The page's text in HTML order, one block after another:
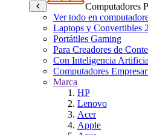
Computadores
Ver todo en
Laptops y Convertibles
Portátiles Gaming
Para Creadores de
Con Inteligencia
Computadores
Marca
HP
Lenovo
Acer
Apple